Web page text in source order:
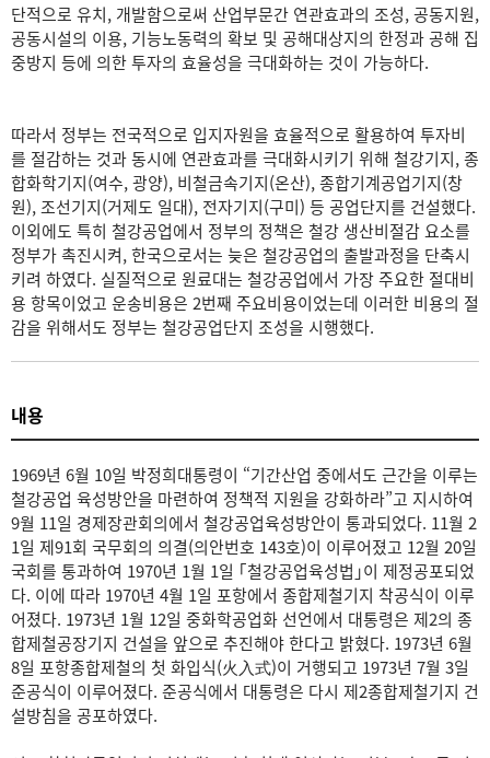
단적으로 유치, 개발함으로써 산업부문간 연관효과의 조성, 공동지원,
공동시설의 이용, 기능노동력의 확보 및 공해대상지의 한정과 공해 집
중방지 등에 의한 투자의 효율성을 극대화하는 것이 가능하다.
따라서 정부는 전국적으로 입지자원을 효율적으로 활용하여 투자비
를 절감하는 것과 동시에 연관효과를 극대화시키기 위해 철강기지, 종
합화학기지(여수, 광양), 비철금속기지(온산), 종합기계공업기지(창
원), 조선기지(거제도 일대), 전자기지(구미) 등 공업단지를 건설했다.
이외에도 특히 철강공업에서 정부의 정책은 철강 생산비절감 요소를
정부가 촉진시켜, 한국으로서는 늦은 철강공업의 출발과정을 단축시
키려 하였다. 실질적으로 원료대는 철강공업에서 가장 주요한 절대비
용 항목이었고 운송비용은 2번째 주요비용이었는데 이러한 비용의 절
감을 위해서도 정부는 철강공업단지 조성을 시행했다.
내용
1969년 6월 10일 박정희대통령이 “기간산업 중에서도 근간을 이루는
철강공업 육성방안을 마련하여 정책적 지원을 강화하라”고 지시하여
9월 11일 경제장관회의에서 철강공업육성방안이 통과되었다. 11월 2
1일 제91회 국무회의 의결(의안번호 143호)이 이루어졌고 12월 20일
국회를 통과하여 1970년 1월 1일 ｢철강공업육성법｣이 제정공포되었
다. 이에 따라 1970년 4월 1일 포항에서 종합제철기지 착공식이 이루
어졌다. 1973년 1월 12일 중화학공업화 선언에서 대통령은 제2의 종
합제철공장기지 건설을 앞으로 추진해야 한다고 밝혔다. 1973년 6월
8일 포항종합제철의 첫 화입식(火入式)이 거행되고 1973년 7월 3일
준공식이 이루어졌다. 준공식에서 대통령은 다시 제2종합제철기지 건
설방침을 공포하였다.